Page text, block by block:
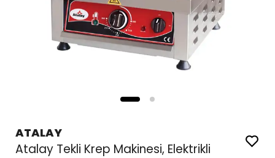
ATALAY
Atalay Tekli Krep Makinesi, Elektrikli